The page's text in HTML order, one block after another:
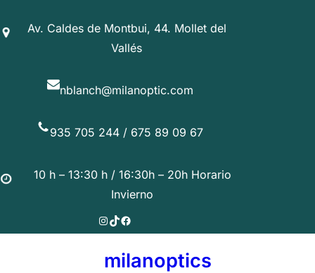
al
Av. Caldes de Montbui, 44. Mollet del
Vallés
nblanch@milanoptic.com
935 705 244 / 675 89 09 67
10 h – 13:30 h / 16:30h – 20h Horario
Invierno
Instagram
TikTok
Facebook
milanoptics